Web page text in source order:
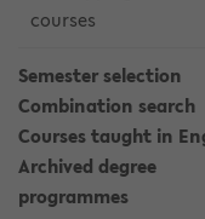
courses
Semester selection
Combination search
Courses taught in
Archived degree
programmes